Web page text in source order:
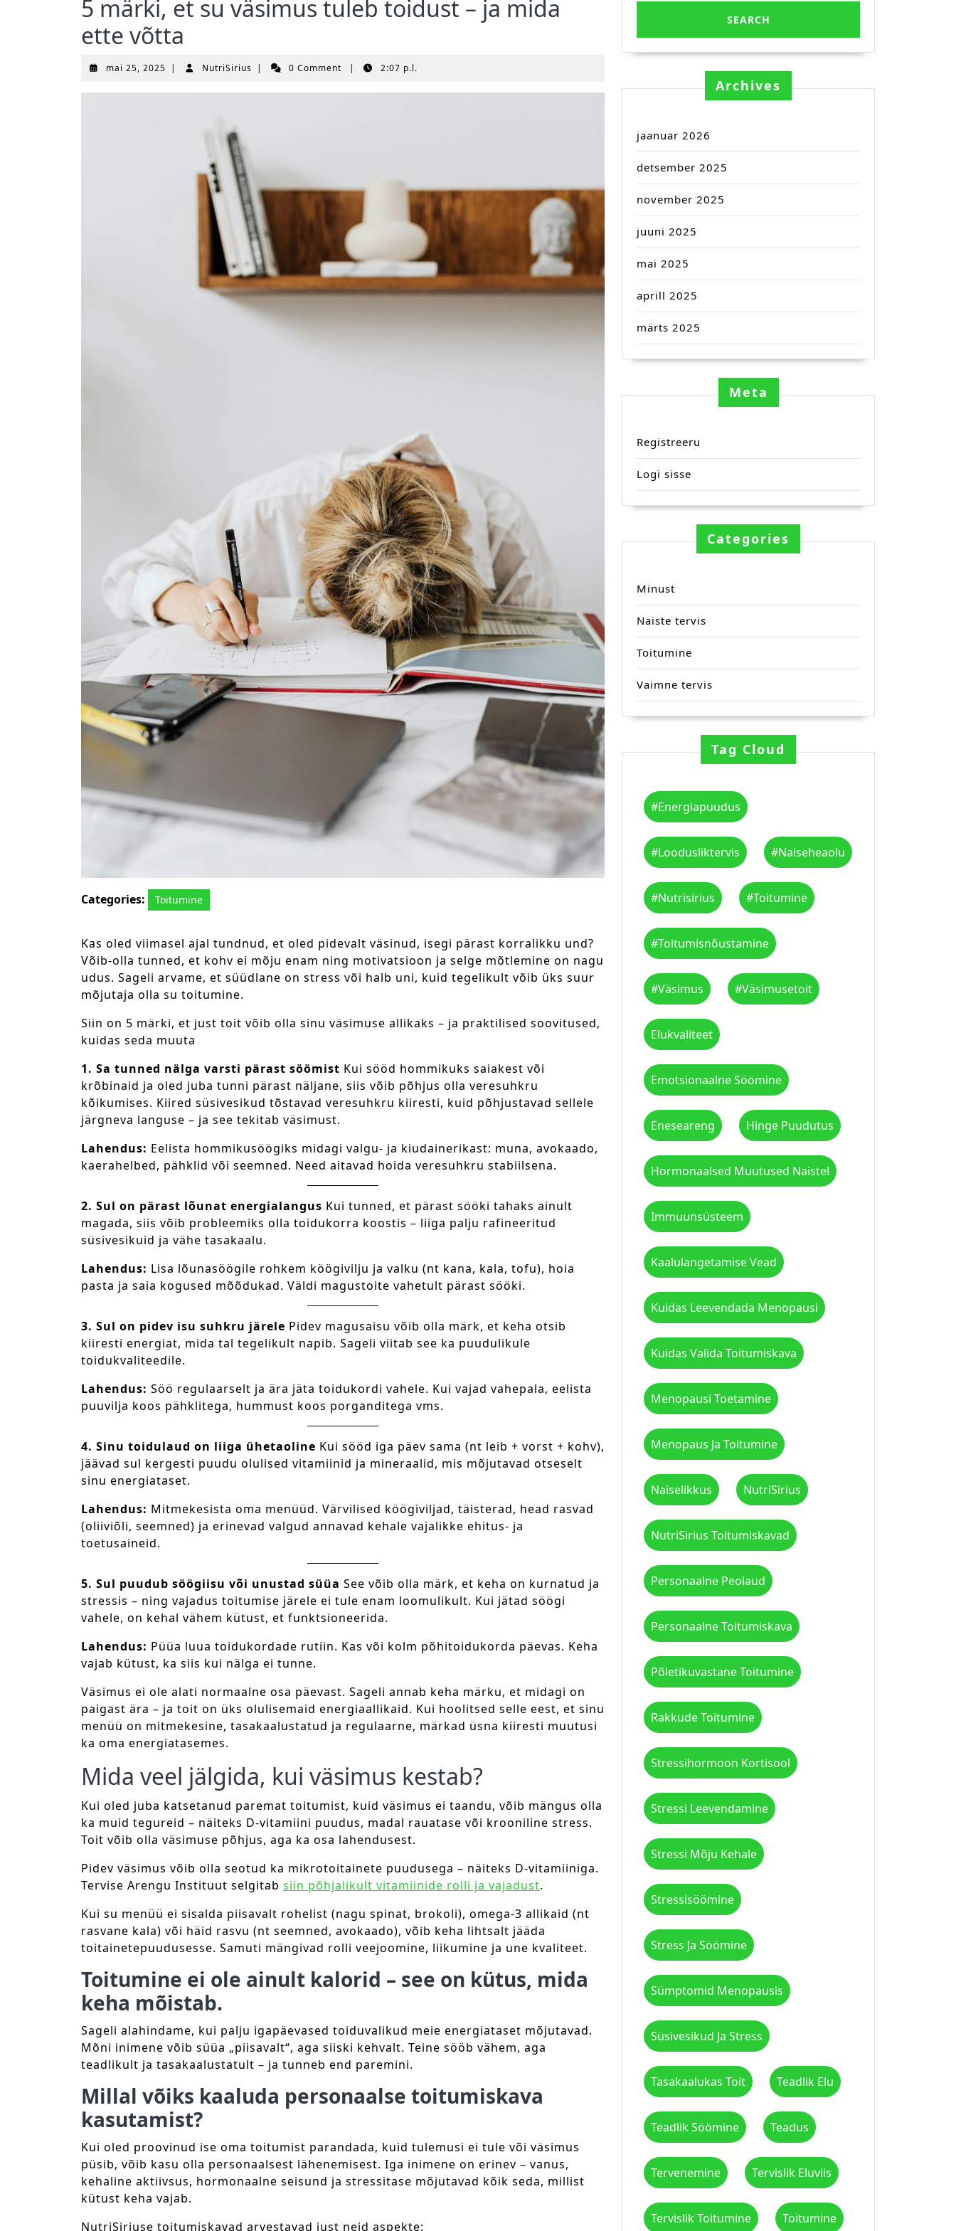
5 märki, et su väsimus tuleb toidust – ja mida
ette võtta
mai 25, 2025 mai
2025
| NutriSirius NutriSirius
| 0 Comment | 2:07 p.l.
Categories: Toitumine
Kas oled viimasel ajal tundnud, et oled pidevalt väsinud, isegi pärast korralikku und?
Võib-olla tunned, et kohv ei mõju enam ning motivatsioon ja selge mõtlemine on nagu
udus. Sageli arvame, et süüdlane on stress või halb uni, kuid tegelikult võib üks suur
mõjutaja olla su toitumine.
Siin on 5 märki, et just toit võib olla sinu väsimuse allikaks – ja praktilised soovitused,
kuidas seda muuta
1. Sa tunned nälga varsti pärast söömist Kui sööd hommikuks saiakest või
krõbinaid ja oled juba tunni pärast näljane, siis võib põhjus olla veresuhkru
kõikumises. Kiired süsivesikud tõstavad veresuhkru kiiresti, kuid põhjustavad sellele
järgneva languse – ja see tekitab väsimust.
Lahendus: Eelista hommikusöögiks midagi valgu- ja kiudainerikast: muna, avokaado,
kaerahelbed, pähklid või seemned. Need aitavad hoida veresuhkru stabiilsena.
2. Sul on pärast lõunat energialangus Kui tunned, et pärast sööki tahaks ainult
magada, siis võib probleemiks olla toidukorra koostis – liiga palju rafineeritud
süsivesikuid ja vähe tasakaalu.
Lahendus: Lisa lõunasöögile rohkem köögivilju ja valku (nt kana, kala, tofu), hoia
pasta ja saia kogused mõõdukad. Väldi magustoite vahetult pärast sööki.
3. Sul on pidev isu suhkru järele Pidev magusaisu võib olla märk, et keha otsib
kiiresti energiat, mida tal tegelikult napib. Sageli viitab see ka puudulikule
toidukvaliteedile.
Lahendus: Söö regulaarselt ja ära jäta toidukordi vahele. Kui vajad vahepala, eelista
puuvilja koos pähklitega, hummust koos porganditega vms.
4. Sinu toidulaud on liiga ühetaoline Kui sööd iga päev sama (nt leib + vorst + kohv),
jäävad sul kergesti puudu olulised vitamiinid ja mineraalid, mis mõjutavad otseselt
sinu energiataset.
Lahendus: Mitmekesista oma menüüd. Värvilised köögiviljad, täisterad, head rasvad
(oliiviõli, seemned) ja erinevad valgud annavad kehale vajalikke ehitus- ja
toetusaineid.
5. Sul puudub söögiisu või unustad süüa See võib olla märk, et keha on kurnatud ja
stressis – ning vajadus toitumise järele ei tule enam loomulikult. Kui jätad söögi
vahele, on kehal vähem kütust, et funktsioneerida.
Lahendus: Püüa luua toidukordade rutiin. Kas või kolm põhitoidukorda päevas. Keha
vajab kütust, ka siis kui nälga ei tunne.
Väsimus ei ole alati normaalne osa päevast. Sageli annab keha märku, et midagi on
paigast ära – ja toit on üks olulisemaid energiaallikaid. Kui hoolitsed selle eest, et sinu
menüü on mitmekesine, tasakaalustatud ja regulaarne, märkad üsna kiiresti muutusi
ka oma energiatasemes.
Mida veel jälgida, kui väsimus kestab?
Kui oled juba katsetanud paremat toitumist, kuid väsimus ei taandu, võib mängus olla
ka muid tegureid – näiteks D-vitamiini puudus, madal rauatase või krooniline stress.
Toit võib olla väsimuse põhjus, aga ka osa lahendusest.
Pidev väsimus võib olla seotud ka mikrotoitainete puudusega – näiteks D-vitamiiniga.
Tervise Arengu Instituut selgitab siin põhjalikult vitamiinide rolli ja vajadust.
Kui su menüü ei sisalda piisavalt rohelist (nagu spinat, brokoli), omega-3 allikaid (nt
rasvane kala) või häid rasvu (nt seemned, avokaado), võib keha lihtsalt jääda
toitainetepuudusesse. Samuti mängivad rolli veejoomine, liikumine ja une kvaliteet.
Toitumine ei ole ainult kalorid – see on kütus, mida
keha mõistab.
Sageli alahindame, kui palju igapäevased toiduvalikud meie energiataset mõjutavad.
Mõni inimene võib süüa „piisavalt“, aga siiski kehvalt. Teine sööb vähem, aga
teadlikult ja tasakaalustatult – ja tunneb end paremini.
Millal võiks kaaluda personaalse toitumiskava
kasutamist?
Kui oled proovinud ise oma toitumist parandada, kuid tulemusi ei tule või väsimus
püsib, võib kasu olla personaalsest lähenemisest. Iga inimene on erinev – vanus,
kehaline aktiivsus, hormonaalne seisund ja stressitase mõjutavad kõik seda, millist
kütust keha vajab.
NutriSiriuse toitumiskavad arvestavad just neid aspekte:
Archives
jaanuar 2026
detsember 2025
november 2025
juuni 2025
mai 2025
aprill 2025
märts 2025
Meta
Registreeru
Logi sisse
Categories
Minust
Naiste tervis
Toitumine
Vaimne tervis
Tag Cloud
#energiapuudus
#loodusliktervis #naiseheaolu
#nutrisirius #toitumine
#toitumisnõustamine
#väsimus #väsimusetoit
Elukvaliteet
Emotsionaalne Söömine
Eneseareng Hinge Puudutus
Hormonaalsed Muutused Naistel
Immuunsüsteem
Kaalulangetamise Vead
Kuidas Leevendada Menopausi
Kuidas Valida Toitumiskava
Menopausi Toetamine
Menopaus Ja Toitumine
Naiselikkus NutriSirius
NutriSirius Toitumiskavad
Personaalne Peolaud
Personaalne Toitumiskava
Põletikuvastane Toitumine
Rakkude Toitumine
Stressihormoon Kortisool
Stressi Leevendamine
Stressi Mõju Kehale
Stressisöömine
Stress Ja Söömine
Sümptomid Menopausis
Süsivesikud Ja Stress
Tasakaalukas Toit Teadlik Elu
Teadlik Söömine Teadus
Tervenemine Tervislik Eluviis
Tervislik Toitumine Toitumine